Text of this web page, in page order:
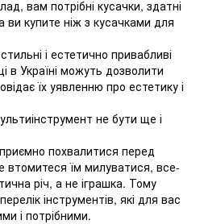
вам потрібні кусачки, здатні
ви купите ніж з кусачками для
і естетично привабливі
в Україні можуть дозволити
їх уявленню про естетику і
не бути ще і
похвалитися перед
втомитеся їм милуватися, все-
річ, а не іграшка. Тому
інструментів, які для вас
і потрібними.